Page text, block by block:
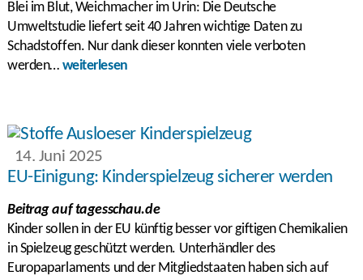
Blei im Blut, Weichmacher im Urin: Die Deutsche
Umweltstudie liefert seit 40 Jahren wichtige Daten zu
Schadstoffen. Nur dank dieser konnten viele verboten
werden… weiterlesen
14. Juni 2025
EU-Einigung: Kinderspielzeug sicherer werden
Beitrag auf tagesschau.de
Kinder sollen in der EU künftig besser vor giftigen Chemikalien
in Spielzeug geschützt werden. Unterhändler des
Europaparlaments und der Mitgliedstaaten haben sich auf